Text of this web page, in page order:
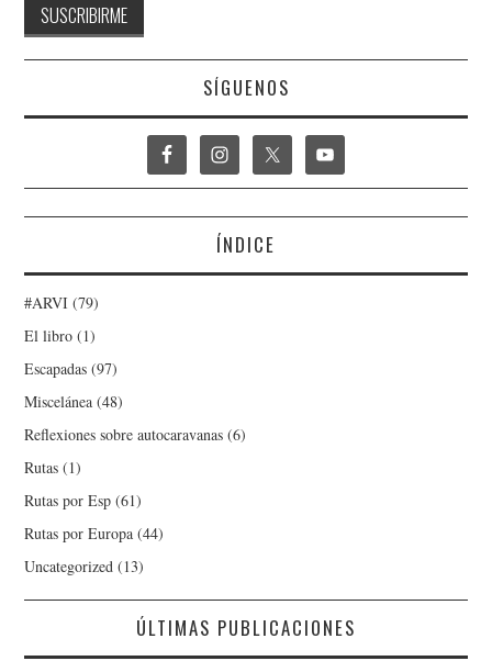
SÍGUENOS
ÍNDICE
#ARVI (79)
El libro (1)
Escapadas (97)
Miscelánea (48)
Reflexiones sobre autocaravanas (6)
Rutas (1)
Rutas por Esp (61)
Rutas por Europa (44)
Uncategorized (13)
ÚLTIMAS PUBLICACIONES